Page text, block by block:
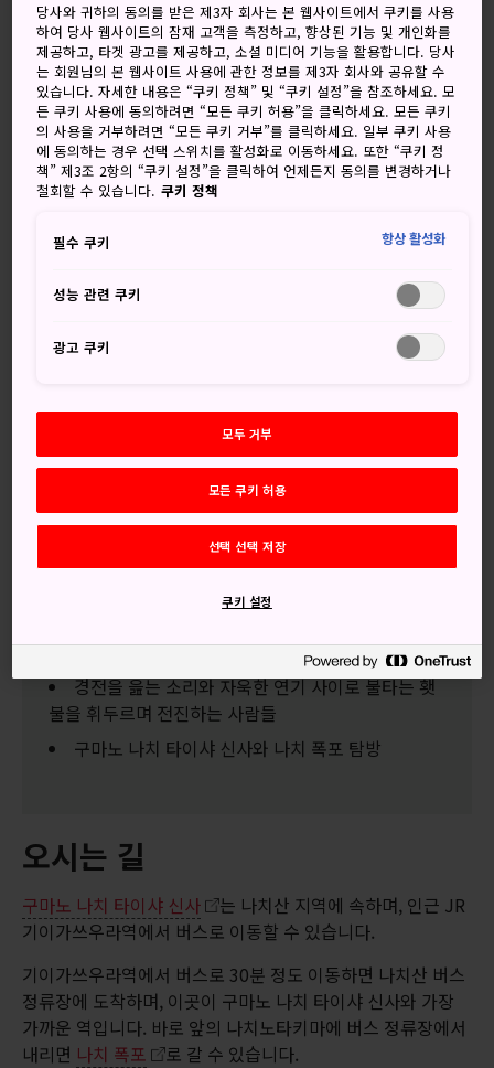
1 Nachisan, Nachikatsuura-cho, Higashimuro-
gun, Wakayama-ken
Google 지도에서 보기
환승 정보 받기
키워드
거대한 폭포 인근에 위치한 대신사
에서 열리는 불축제
로 인도하는 돌 계단은 보통 주변의 싱그러운 녹
음을 감상하면서 느린 걸음으로 내려가게 합니다.
하지만 매년 7월 14일이면 평화로운 돌계단이 나치 오우기 축
제(나치 불축제) 기간을 맞아 고함과 함성으로 가득 찹니다.
경전을 읊는 소리와 자욱한 연기 사이로 불타는 횃
불을 휘두르며 전진하는 사람들
구마노 나치 타이샤 신사와 나치 폭포 탐방
오시는 길
구마노 나치 타이샤 신사
는 나치산 지역에 속하며, 인근 JR
기이가쓰우라역에서 버스로 이동할 수 있습니다.
기이가쓰우라역에서 버스로 30분 정도 이동하면 나치산 버스
정류장에 도착하며, 이곳이 구마노 나치 타이샤 신사와 가장
가까운 역입니다. 바로 앞의 나치노타키마에 버스 정류장에서
내리면 나치 폭포 로 갈 수 있습니다.
당사와 귀하의 동의를 받은 제3자 회사는 본 웹사이트에서 쿠키를 사용
하여 당사 웹사이트의 잠재 고객을 측정하고, 향상된 기능 및 개인화를
제공하고, 타겟 광고를 제공하고, 소셜 미디어 기능을 활용합니다. 당사
는 회원님의 본 웹사이트 사용에 관한 정보를 제3자 회사와 공유할 수
있습니다. 자세한 내용은 “쿠키 정책” 및 “쿠키 설정”을 참조하세요. 모
든 쿠키 사용에 동의하려면 “모든 쿠키 허용”을 클릭하세요. 모든 쿠키
의 사용을 거부하려면 “모든 쿠키 거부”를 클릭하세요. 일부 쿠키 사용
에 동의하는 경우 선택 스위치를 활성화로 이동하세요. 또한 “쿠키 정
책” 제3조 2항의 “쿠키 설정”을 클릭하여 언제든지 동의를 변경하거나
철회할 수 있습니다. 쿠키 정책
필수 쿠키 항상 활성화
성능 관련 쿠키
광고 쿠키
모두 거부
모든 쿠키 허용
선택 선택 저장
쿠키 설정